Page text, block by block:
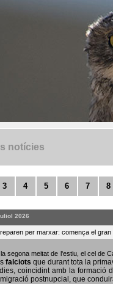
notícies
3 4 5 6 7 8
2026
per marxar: comença el
segona meitat de l'estiu, el cel de
falciots que durant tota la
coincidint amb la formació
postnupcial, que